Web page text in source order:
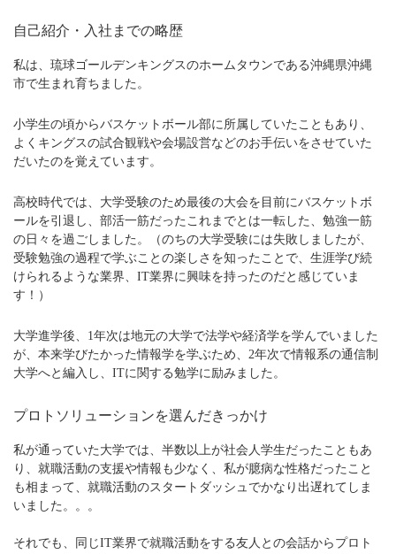
自己紹介・入社までの略歴
私は、琉球ゴールデンキングスのホームタウンである沖縄県沖縄
市で生まれ育ちました。
小学生の頃からバスケットボール部に所属していたこともあり、
よくキングスの試合観戦や会場設営などのお手伝いをさせていた
だいたのを覚えています。
高校時代では、大学受験のため最後の大会を目前にバスケットボ
ールを引退し、部活一筋だったこれまでとは一転した、勉強一筋
の日々を過ごしました。（のちの大学受験には失敗しましたが、
受験勉強の過程で学ぶことの楽しさを知ったことで、生涯学び続
けられるような業界、IT業界に興味を持ったのだと感じていま
す！）
大学進学後、1年次は地元の大学で法学や経済学を学んでいました
が、本来学びたかった情報学を学ぶため、2年次で情報系の通信制
大学へと編入し、ITに関する勉学に励みました。
プロトソリューションを選んだきっかけ
私が通っていた大学では、半数以上が社会人学生だったこともあ
り、就職活動の支援や情報も少なく、私が臆病な性格だったこと
も相まって、就職活動のスタートダッシュでかなり出遅れてしま
いました。。。
それでも、同じIT業界で就職活動をする友人との会話からプロト